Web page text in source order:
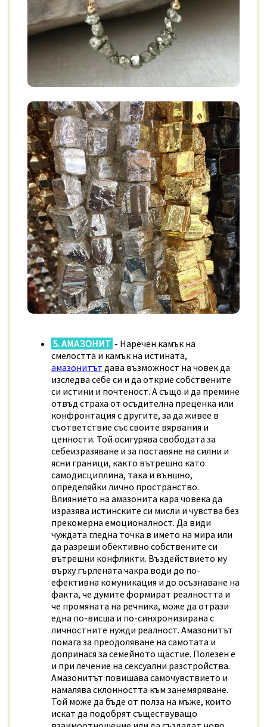
5. АМАЗОНИТ - Наречен камък на
смелостта и камък на истината,
амазонитът дава възможност на човек да
изследва себе си и да открие собствените
си истини и почтеност. А също и да премине
отвъд страха от осъдителна преценка или
конфронтация с другите, за да живее в
съответствие със своите вярвания и
ценности. Той осигурява свободата за
себеизразяване и за поставяне на силни и
ясни граници, както вътрешно като
самодисциплина, така и външно,
определяйки лично пространство.
Влиянието на амазонита кара човека да
изразява истинските си мисли и чувства без
прекомерна емоционалност. Да види
чуждата гледна точка в името на мира или
да разреши обективно собствените си
вътрешни конфликти. Въздействието му
върху гърлената чакра води до по-
ефективна комуникация и до осъзнаване на
факта, че думите формират реалността и
че промяната на речника, може да отрази
една по-висша и по-синхронизирана с
личностните нужди реалност. Амазонитът
помага за преодоляване на самотата и
допринася за семейното щастие. Полезен е
и при лечение на сексуални разстройства.
Амазонитът повишава самочувствието и
намалява склонността към занемяряване.
Той може да бъде от полза на мъже, които
искат да подобрят съществуващо